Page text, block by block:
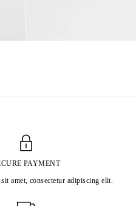
PAYMENT
amet, consectetur adipiscing elit.